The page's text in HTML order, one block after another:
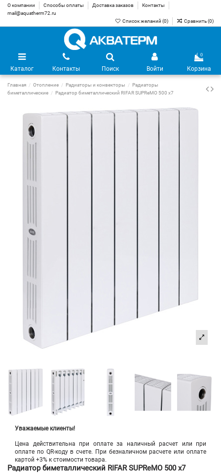
О компании Способы оплаты Доставка заказов
Контакты
mail@aquatherm72.ru
Список желаний (0) Сравнить (0)
Каталог Контакты Поиск Войти
0
Корзина
Главная Отопление Радиаторы и конвекторы
Радиаторы
биметаллические
Радиатор биметаллический RIFAR SUPReMO 500 х7
Уважаемые клиенты!
Цена действительна при оплате за наличный расчет или при
оплате по QR-коду в счете. При безналичном расчете или оплате
картой +3% к стоимости товара.
Радиатор биметаллический RIFAR SUPReMO 500 х7